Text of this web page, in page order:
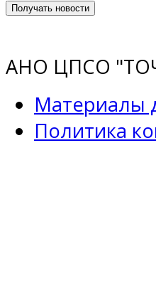
АНО ЦПСО
Материалы
Политика